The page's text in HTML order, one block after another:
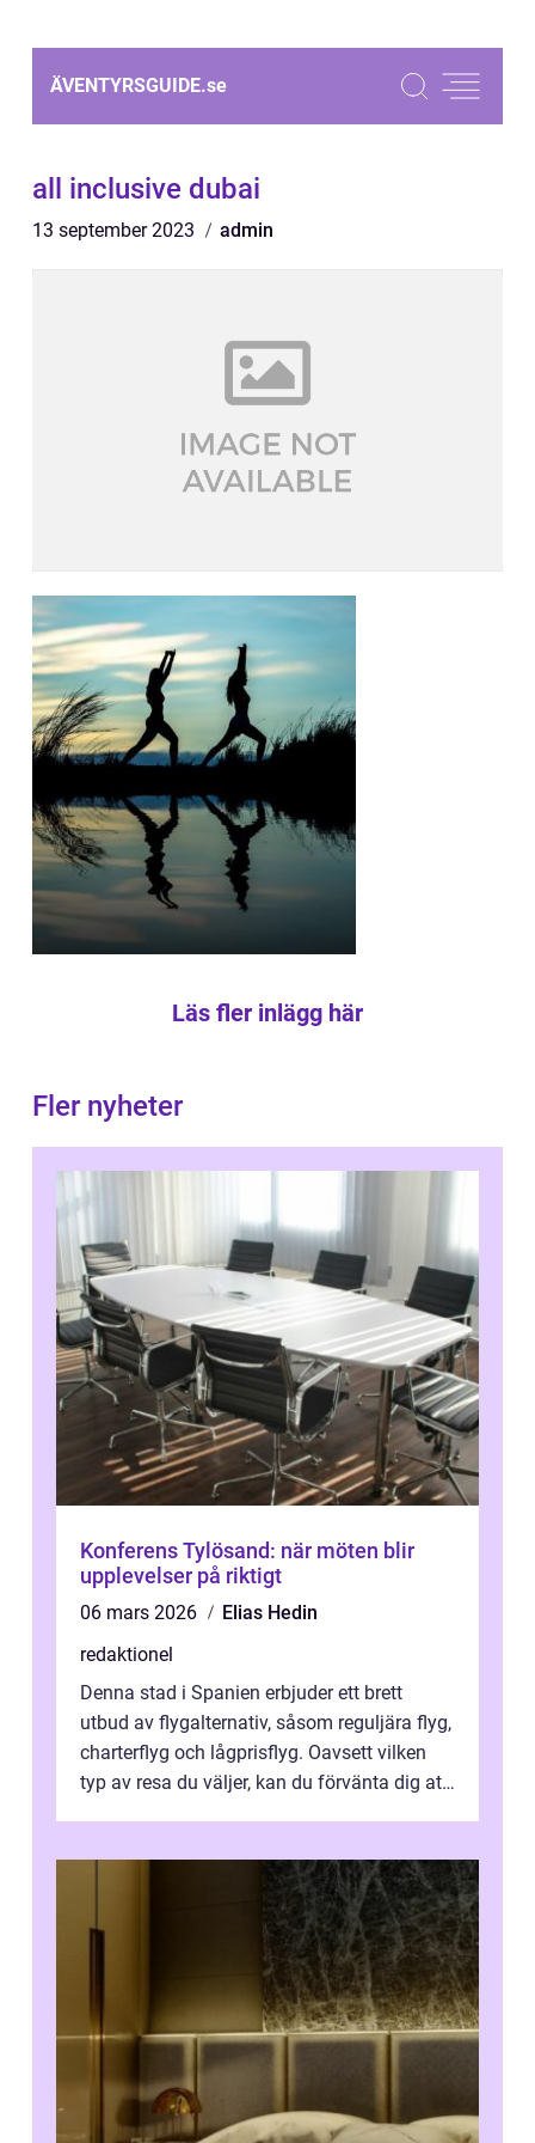
ÄVENTYRSGUIDE.se
all inclusive dubai
13 september 2023 admin
Läs fler inlägg här
Fler nyheter
Konferens Tylösand: när möten blir
upplevelser på riktigt
06 mars 2026
Elias Hedin
redaktionel
Denna stad i Spanien erbjuder ett brett
utbud av flygalternativ, såsom reguljära flyg,
charterflyg och lågprisflyg. Oavsett vilken
typ av resa du väljer, kan du förvänta dig att